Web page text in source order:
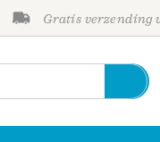
Gratis verzending